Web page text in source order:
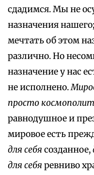
сдадимся. Мы не
назначения
мечтать об этом
различно. Но
назначение у нас
не исполнено.
просто
равнодушное и
мировое есть
для себя созданное,
для себя ревниво